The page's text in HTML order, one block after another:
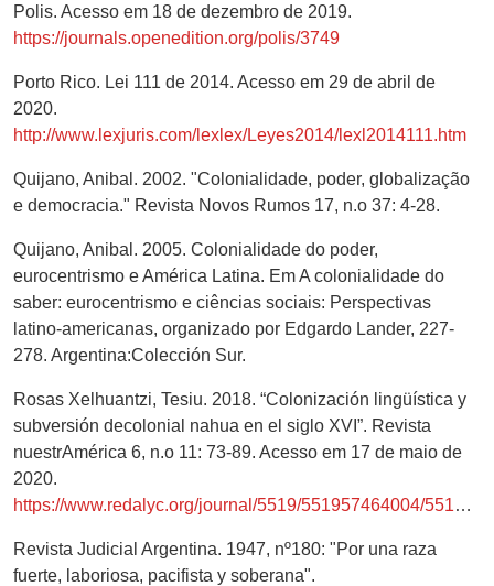
Polis. Acesso em 18 de dezembro de 2019.
https://journals.openedition.org/polis/3749
Porto Rico. Lei 111 de 2014. Acesso em 29 de abril de
2020.
http://www.lexjuris.com/lexlex/Leyes2014/lexl2014111.htm
Quijano, Anibal. 2002. "Colonialidade, poder, globalização
e democracia." Revista Novos Rumos 17, n.o 37: 4-28.
Quijano, Anibal. 2005. Colonialidade do poder,
eurocentrismo e América Latina. Em A colonialidade do
saber: eurocentrismo e ciências sociais: Perspectivas
latino-americanas, organizado por Edgardo Lander, 227-
278. Argentina:Colección Sur.
Rosas Xelhuantzi, Tesiu. 2018. “Colonización lingüística y
subversión decolonial nahua en el siglo XVI”. Revista
nuestrAmérica 6, n.o 11: 73-89. Acesso em 17 de maio de
2020.
https://www.redalyc.org/journal/5519/551957464004/551957464004.pdf
Revista Judicial Argentina. 1947, nº180: "Por una raza
fuerte, laboriosa, pacifista y soberana".